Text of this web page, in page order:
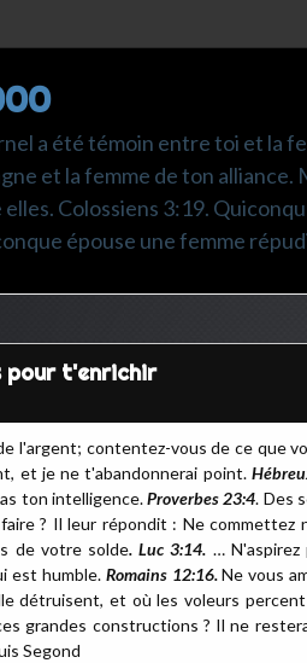
a été témoin entre toi et la
et la femme de ton alliance.
Colossiens 3:19.
épouse une femme
pour t'enrichir
l'argent; contentez-vous de ce que
et je ne t'abandonnerai point.
ton intelligence.Proverbes 23:4. Des
? Il leur répondit : Ne commettez
de votre solde. Luc 3:14. … N'aspirez
est humble. Romains 12:16.Ne vous
détruisent, et où les voleurs
grandes constructions ? Il ne
Segond